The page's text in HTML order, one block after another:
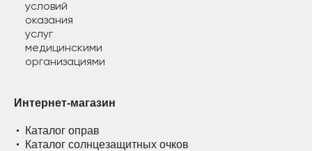
Интернет-магазин
Каталог оправ
Каталог солнцезащитных очков